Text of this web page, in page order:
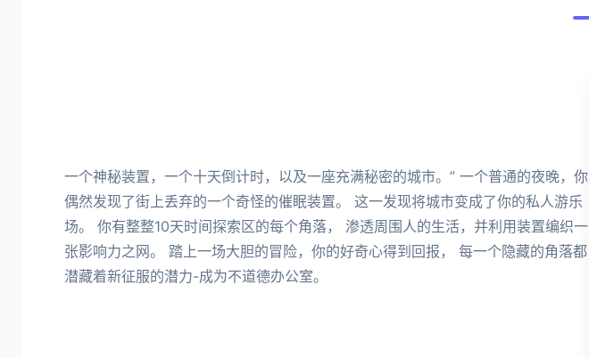
一个神秘装置，一个十天倒计时，以及一座充满秘密的城市。” 一个普通的夜晚，你
偶然发现了街上丢弃的一个奇怪的催眠装置。 这一发现将城市变成了你的私人游乐
场。 你有整整10天时间探索区的每个角落， 渗透周围人的生活，并利用装置编织一
张影响力之网。 踏上一场大胆的冒险，你的好奇心得到回报， 每一个隐藏的角落都
潜藏着新征服的潜力-成为不道德办公室。